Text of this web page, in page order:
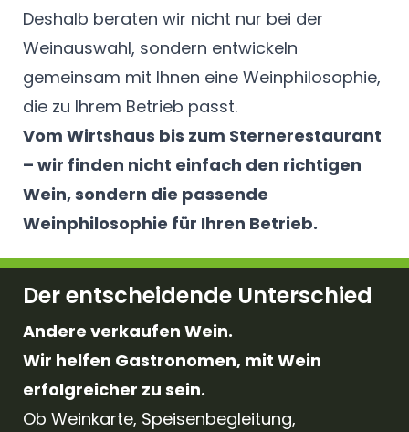
Deshalb beraten wir nicht nur bei der
Weinauswahl, sondern entwickeln
gemeinsam mit Ihnen eine Weinphilosophie,
die zu Ihrem Betrieb passt.
Vom Wirtshaus bis zum Sternerestaurant
– wir finden nicht einfach den richtigen
Wein, sondern die passende
Weinphilosophie für Ihren Betrieb.
Der entscheidende Unterschied
Andere verkaufen Wein.
Wir helfen Gastronomen, mit Wein
erfolgreicher zu sein.
Ob Weinkarte, Speisenbegleitung,